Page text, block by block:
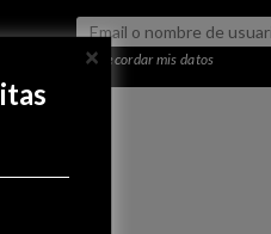
Recordar mis datos
×